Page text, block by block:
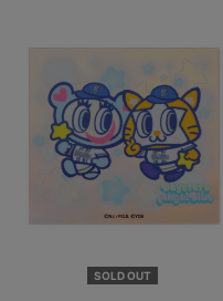
SOLD OUT